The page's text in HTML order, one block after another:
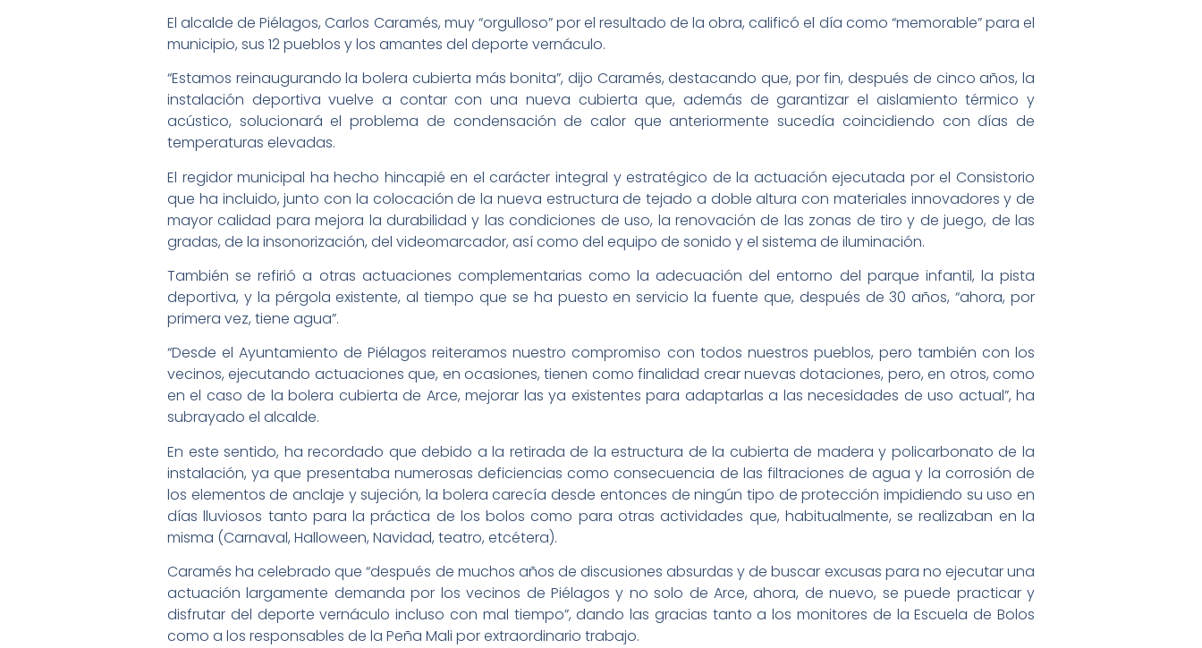
El alcalde de Piélagos, Carlos Caramés, muy “orgulloso” por el resultado de la obra, calificó el día como “memorable” para el
municipio, sus 12 pueblos y los amantes del deporte vernáculo.
“Estamos reinaugurando la bolera cubierta más bonita”, dijo Caramés, destacando que, por fin, después de cinco años, la
instalación deportiva vuelve a contar con una nueva cubierta que, además de garantizar el aislamiento térmico y
acústico, solucionará el problema de condensación de calor que anteriormente sucedía coincidiendo con días de
temperaturas elevadas.
El regidor municipal ha hecho hincapié en el carácter integral y estratégico de la actuación ejecutada por el Consistorio
que ha incluido, junto con la colocación de la nueva estructura de tejado a doble altura con materiales innovadores y de
mayor calidad para mejora la durabilidad y las condiciones de uso, la renovación de las zonas de tiro y de juego, de las
gradas, de la insonorización, del videomarcador, así como del equipo de sonido y el sistema de iluminación.
También se refirió a otras actuaciones complementarias como la adecuación del entorno del parque infantil, la pista
deportiva, y la pérgola existente, al tiempo que se ha puesto en servicio la fuente que, después de 30 años, “ahora, por
primera vez, tiene agua”.
“Desde el Ayuntamiento de Piélagos reiteramos nuestro compromiso con todos nuestros pueblos, pero también con los
vecinos, ejecutando actuaciones que, en ocasiones, tienen como finalidad crear nuevas dotaciones, pero, en otros, como
en el caso de la bolera cubierta de Arce, mejorar las ya existentes para adaptarlas a las necesidades de uso actual”, ha
subrayado el alcalde.
En este sentido, ha recordado que debido a la retirada de la estructura de la cubierta de madera y policarbonato de la
instalación, ya que presentaba numerosas deficiencias como consecuencia de las filtraciones de agua y la corrosión de
los elementos de anclaje y sujeción, la bolera carecía desde entonces de ningún tipo de protección impidiendo su uso en
días lluviosos tanto para la práctica de los bolos como para otras actividades que, habitualmente, se realizaban en la
misma (Carnaval, Halloween, Navidad, teatro, etcétera).
Caramés ha celebrado que “después de muchos años de discusiones absurdas y de buscar excusas para no ejecutar una
actuación largamente demanda por los vecinos de Piélagos y no solo de Arce, ahora, de nuevo, se puede practicar y
disfrutar del deporte vernáculo incluso con mal tiempo”, dando las gracias tanto a los monitores de la Escuela de Bolos
como a los responsables de la Peña Mali por extraordinario trabajo.